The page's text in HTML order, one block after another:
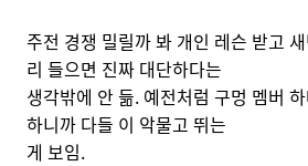
주전 경쟁 밀릴까 봐 개인 레슨 받고
리 들으면 진짜 대단하다는
생각밖에 안 듦. 예전처럼 구멍 멤버
하니까 다들 이 악물고 뛰는
게 보임.